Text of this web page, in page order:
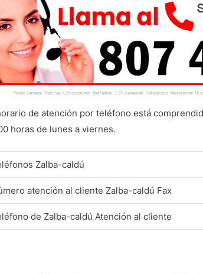
de atención por teléfono está
horas de lunes a viernes.
Zalba-caldú
atención al cliente Zalba-caldú Fax
de Zalba-caldú Atención al cliente